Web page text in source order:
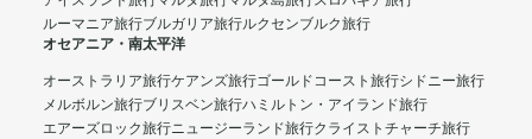
ルーマニア旅行ブルガリア旅行ルクセンブルク旅行
オセアニア・南太平洋
オーストラリア旅行ケアンズ旅行ゴールドコースト旅行シドニー旅行
メルボルン旅行ブリスベン旅行ハミルトン・アイランド旅行
エアーズロック旅行ニュージーランド旅行クライストチャーチ旅行